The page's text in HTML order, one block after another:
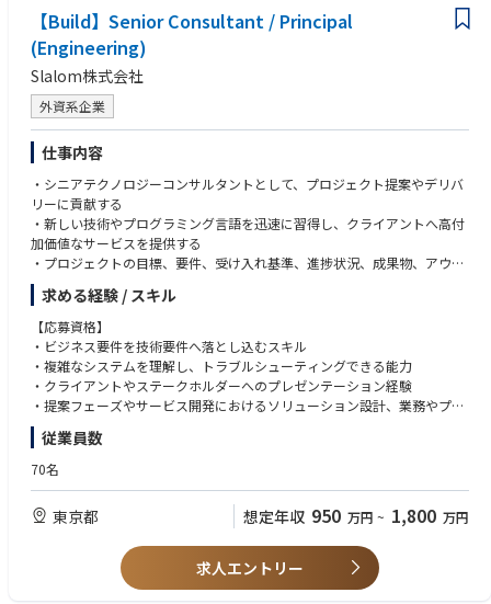
針の策定によってトランフォーメーション企画・実行フェーズ開始に向け
て支援する
・ITトランスフォーメーションにおけるチャレンジに対して、最新技術動
向と最適なソリューションをTCSグローバルと連携してお客様に提案する
・構想フェーズから、設計・開発フェーズに渡り、カスタマフェーシング
を実施し、お客様のビジョン・お悩みを捉え、タイムリーに打ち手を検討
する
◆Data & Analytics◆
AIを活用したBusiness Transformationを目指すお客様に対し、TCSが提唱
するAI-first Enterprise Architectureという考え方の下、
クラウドなどのデータ基盤構築から具体的なユースケースに対してビジネ
ス価値を創出するところまで、一貫したサービスを提供します。
本ポジションでは、お客様のあらゆるデータ活用やガバナンス/品質維持
に貢献すべく、上流のアドバイザリーから具体的なソリューションの提供
までをサポートします。
◆Business Analyst（Airline doman）◆
航空業界向けのプロジェクトに参画頂きます。
TCSはグローバル航空業界はもちろんのこと、国内事業会社においても長
期リレーションシップを築いており、市場においてもプレゼンスを発揮し
ております。
特に旅客システムについてはグローバルでデファクトで利用されているプ
ラットフォームのナレッジを多く蓄積しており、on boardingするうえで
また一般的なPM/PMO/BAナレッジに加え、One TCSとしてIT / プラットフ
ォームナレッジを加えることにより、他社との差別化を図りお客様へ付加
価値を提供することができます。
◆営業系基幹システム再構築◆
ス、オペレーションズマネジメント、ビジネスまたは関連分野の学士号​
・PMP資格
・10年以上のサプライチェーンおよびロジスティクス経験
・サプライチェーンの課題に対処するためのシステム、プロセス、ツール
の設計と導入に加え、戦略の策定と実施に直接携わった経験
・コンサルティング会社での実務経験。
例） 複数の輸送形態（TL、LTL、化学品輸送）のバックグラウンド
・複雑な契約締結を主導した経験​
・複雑なビジネス課題を解決する能力、つまり変化する顧客に迅速に適応
し、複数のプロジェクトをマルチタスクで遂行できる能力​
・スピード感のある環境で活躍できる方​
・主体性、行動力、細部へのこだわりがある​
・強力な交渉力と影響力優れたファシリテーション能力​
★その他、以下のご経験をお持ちの方もご活躍いただけるフィールドがご
ざいます。
・Cloudリフトのご経験
・Architectureの選定、検討などのご経験
・顧客への提案経験
のデザイン、また必要に応じてプロジェクトの立上げと組織化、実行・管
理等々を通して、幅広く当社の経営課題解決に関わることができます。
これらのプロジェクトに携わることで、当社の組織・業務に関する深い知
識の習得はもちろんのこと、当社支える社員との幅広いネットワークも形
成することが期待できます。
◎DX推進グループ
プロジェクト実行チーム及びデータマネジメントチームでは、各種経営指
標の高度化と業務現場の効率性改善の双方を目的とした業務改革・データ
改革を、単発プロジェクトではなく「複数のプロジェクトを束ねる形」で
設計し、各プロジェクト成果の実装・定着までをリードもしくはサポート
するポジションです。
状態まで落とし込み、当社・当社グループに“会社に残る仕組み”として根
付かせます。
【具体的な業務内容】
■プロジェクト実行チーム：
業務改革/システム導入プロジェクト群を横断し、計画・進捗・課題・リ
スク管理を行い、プロジェクト推進上のボトルネック（意思決定、役割不
明確、現場定着不全等）に対する構造的な課題整理及び解決推進に取り組
みます。
■データマネジメントチーム：
業務横断で利用されるデータ（経営指標、業務マスタ等）について、定
義・責任分界・変更管理ルールを整理し、運用として定着させること、単
一システム/単一プロジェクト最適に陥らないよう、プロジェクト間のデ
ータ設計・運用方針の調整を行い、データガバナンス（データ定義/マス
タ管理）・運用プロセス設計を企画し、更にそれを運用として回る状態に
■プロジェクトマネジメント領域
・PMAJ認定P２M資格（PMC以上）
・PMI認定PMP
・IPA プロジェクトマネージャ試験
■データマネジメント領域
・DAMA認定CDMP
・情報処理技術者試験（ST, SA, DB, PM等）
・エンタープライズデータマネジメント / マスタデータマネジメントの設
計・運用への関与経験
・データガバナンス、データ品質管理への関与経験
■サイバーセキュリティ領域
・情報処理安全確保支援士
・CISSP / CISM / CCSP / CEH / GIAC等のセキュリティ資格
【Build】Senior Consultant / Principal
(Engineering)
Slalom株式会社
外資系企業
仕事内容
・シニアテクノロジーコンサルタントとして、プロジェクト提案やデリバ
リーに貢献する
・新しい技術やプログラミング言語を迅速に習得し、クライアントへ高付
加価値なサービスを提供する
・プロジェクトの目標、要件、受け入れ基準、進捗状況、成果物、アウト
カムなどについて、クライアントとコミュニケーションを取る
・仮説構築、分析フレームワーク、ケーススタディ、リサーチなどのコン
サルティング手法を技術業務に活用する
・クライアントのニーズや期待に合わせて、最適なシステムを設計・実装
する
・リファレンスアーキテクチャや実績あるフレームワークを活用し、堅牢
で信頼性・拡張性の高いシステムを設計する
レーニングを提供する
・曖昧で複雑な状況にも柔軟に対応し、ステークホルダーと協力しながら
課題の明確化と解決を図る
・プロジェクトの作業範囲定義、作業分解、依存関係管理、リスク軽減な
どのプロジェクト計画を策定する
し、ネットワークの拡大、
知見の共有、個人ブランドおよび会社の市場プレゼンス向上に貢献する
求める経験 / スキル
【応募資格】
・ビジネス要件を技術要件へ落とし込むスキル
・複雑なシステムを理解し、トラブルシューティングできる能力
・クライアントやステークホルダーへのプレゼンテーション経験
・提案フェーズやサービス開発におけるソリューション設計、業務やプロ
ジェクト計画の立案能力
・学習意欲が高く主体的に業務に取り組める方。課題を発見し、改善案の
提案や実施ができ、自己管理ができる方
験が3年以上
・ソフトウェアインフラまたはプラットフォーム構築の実績が5年以上
・AWS、Azure、Google Cloudのいずれかの主要クラウドプロバイダーで
・以下いずれかのモダンアプリケーション開発技術に関する実務経験
従業員数
70名
東京都 想定年収 950 万円 ~ 1,800 万円
求人エントリー